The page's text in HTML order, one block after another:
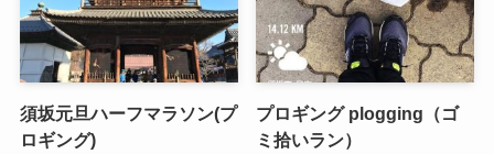
須坂元旦ハーフマラソン(プ
ロギング)
プロギング plogging（ゴ
ミ拾いラン）